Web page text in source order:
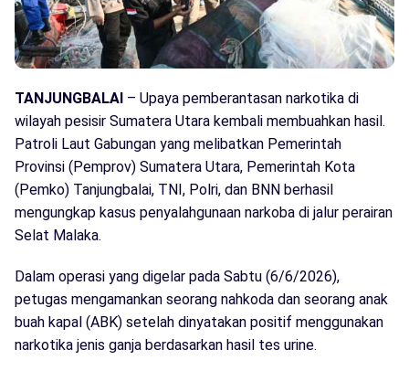
TANJUNGBALAI – Upaya pemberantasan narkotika di
wilayah pesisir Sumatera Utara kembali membuahkan hasil.
Patroli Laut Gabungan yang melibatkan Pemerintah
Provinsi (Pemprov) Sumatera Utara, Pemerintah Kota
(Pemko) Tanjungbalai, TNI, Polri, dan BNN berhasil
mengungkap kasus penyalahgunaan narkoba di jalur perairan
Selat Malaka.
Dalam operasi yang digelar pada Sabtu (6/6/2026),
petugas mengamankan seorang nahkoda dan seorang anak
buah kapal (ABK) setelah dinyatakan positif menggunakan
narkotika jenis ganja berdasarkan hasil tes urine.